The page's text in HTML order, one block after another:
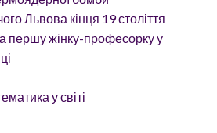
Львова кінця 19 століття
першу жінку-професорку у
у світі